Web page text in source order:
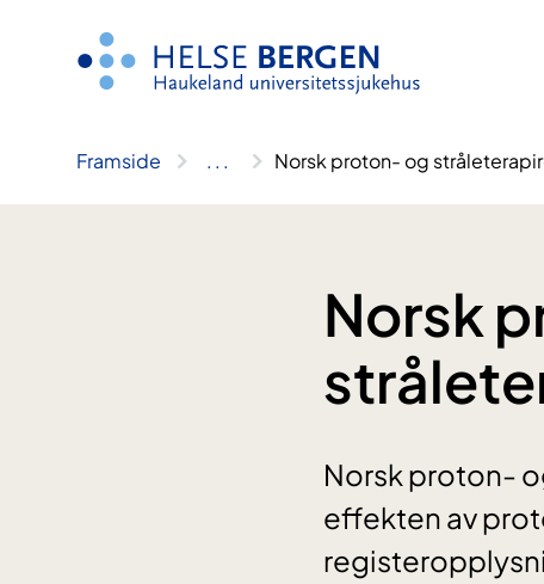
Framside .. . Norsk proton- og
Norsk
Norsk proton-
effekten av